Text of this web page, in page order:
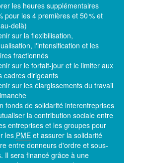
les heures supplémentaires
pour les 4 premières et 50 % et
delà)
sur la flexibilisation,
l'intensification et les
fractionnés
sur le forfait-jour et le limiter aux
cadres dirigeants
sur les élargissements du travail
fonds de solidarité interentreprises
la contribution sociale entre
entreprises et les groupes pour
les PMEet assurer la solidarité
entre donneurs d'ordre et sous-
Il sera financé grâce à une